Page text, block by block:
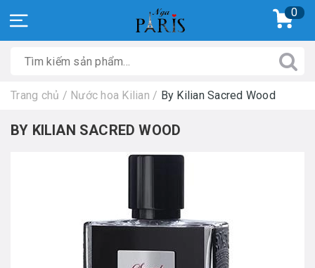
0
Trang chủ / Nước hoa Kilian / By Kilian Sacred Wood
BY KILIAN SACRED WOOD